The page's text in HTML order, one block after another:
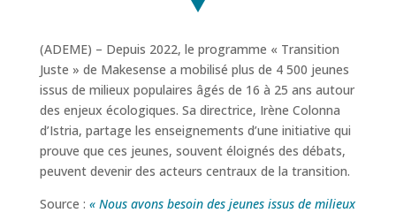
(ADEME) – Depuis 2022, le programme « Transition
Juste » de Makesense a mobilisé plus de 4 500 jeunes
issus de milieux populaires âgés de 16 à 25 ans autour
des enjeux écologiques. Sa directrice, Irène Colonna
d’Istria, partage les enseignements d’une initiative qui
prouve que ces jeunes, souvent éloignés des débats,
peuvent devenir des acteurs centraux de la transition.
Source : « Nous avons besoin des jeunes issus de milieux